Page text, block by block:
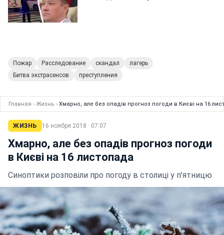
Пожар Расследование скандал
лагерь
Битва экстрасенсов
преступления
Главная › Жизнь › Хмарно, але без опадів прогноз погоди в Києві на 16
ЖИЗНЬ 16 ноября 2018 · 07:07
Хмарно, але без опадів прогноз погоди
в Києві на 16 листопада
Синоптики розповіли про погоду в столиці у п'ятницю